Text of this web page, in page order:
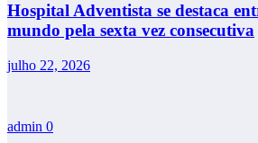
Hospital Adventista se destaca
mundo pela sexta vez consecutiva
julho 22, 2026
admin 0